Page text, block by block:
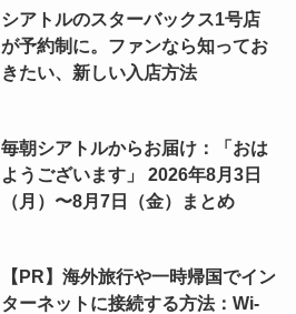
シアトルのスターバックス1号店
が予約制に。ファンなら知ってお
きたい、新しい入店方法
毎朝シアトルからお届け：「おは
ようございます」 2026年8月3日
（月）〜8月7日（金）まとめ
【PR】海外旅行や一時帰国でイン
ターネットに接続する方法：Wi-